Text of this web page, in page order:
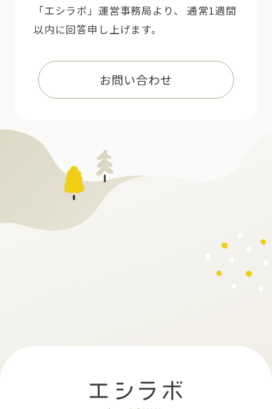
「エシラボ」運営事務局より、 通常1週間
以内に回答申し上げます。
お問い合わせ